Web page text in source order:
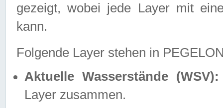
gezeigt, wobei jede Layer mit
kann.
Folgende Layer stehen in
Aktuelle Wasserstände (WSV):
Layer zusammen.